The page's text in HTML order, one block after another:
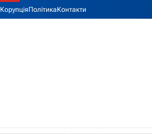
КорупціяПолітикаКонтакти